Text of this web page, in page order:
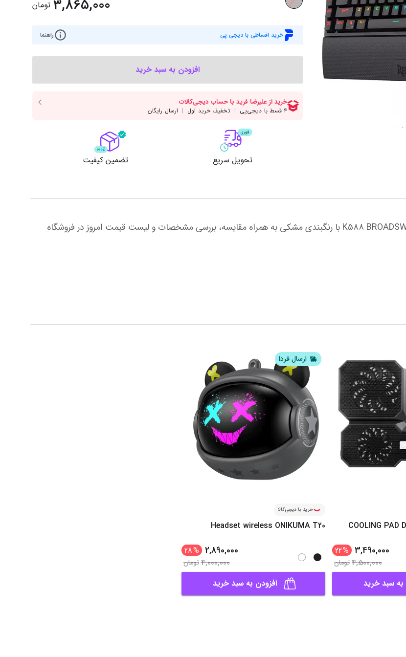
پاوربانک
کابل‌ها
سی‌پی‌یو
مادربرد
3,865,000 تومان
خرید اقساطی با دیجی پی راهنما
افزودن به سبد خرید
تحویل سریع تضمین کیفیت
COOLING PAD
3,490,000
%
22
4,500,000تومان
به سبد خرید
ارسال فردا
خرید با دیجی‌کالا
Headset wireless ONIKUMA T20
2,890,000
%
28
4,000,000تومان
افزودن به سبد خرید